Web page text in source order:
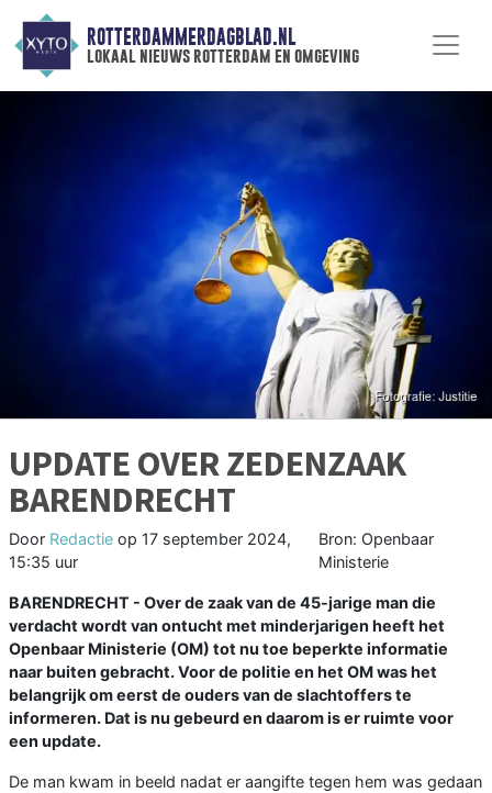
ROTTERDAMMERDAGBLAD.NL
lokaal nieuws rotterdam en omgeving
UPDATE OVER ZEDENZAAK
BARENDRECHT
Door Redactie op 17 september 2024,
15:35 uur
Bron: Openbaar
Ministerie
BARENDRECHT - Over de zaak van de 45-jarige man die
verdacht wordt van ontucht met minderjarigen heeft het
Openbaar Ministerie (OM) tot nu toe beperkte informatie
naar buiten gebracht. Voor de politie en het OM was het
belangrijk om eerst de ouders van de slachtoffers te
informeren. Dat is nu gebeurd en daarom is er ruimte voor
een update.
De man kwam in beeld nadat er aangifte tegen hem was gedaan